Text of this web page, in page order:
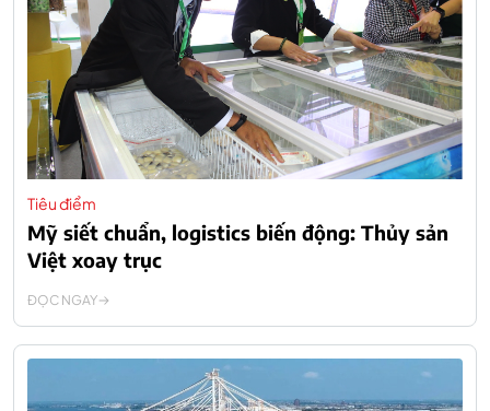
Tiêu điểm
Mỹ siết chuẩn, logistics biến động: Thủy sản
Việt xoay trục
ĐỌC NGAY